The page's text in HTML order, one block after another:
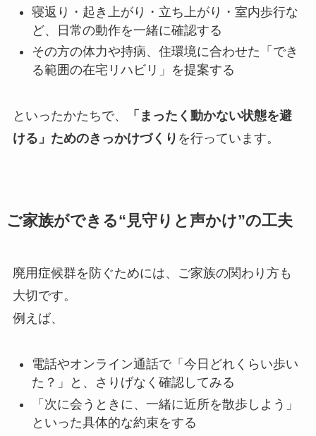
寝返り・起き上がり・立ち上がり・室内歩行な
ど、日常の動作を一緒に確認する
その方の体力や持病、住環境に合わせた「でき
る範囲の在宅リハビリ」を提案する
といったかたちで、
「まったく動かない状態を避
ける」ためのきっかけづくり を行っています。
ご家族ができる“見守りと声かけ”の工夫
廃用症候群を防ぐためには、ご家族の関わり方も
大切です。
例えば、
電話やオンライン通話で「今日どれくらい歩い
た？」と、さりげなく確認してみる
「次に会うときに、一緒に近所を散歩しよう」
といった具体的な約束をする